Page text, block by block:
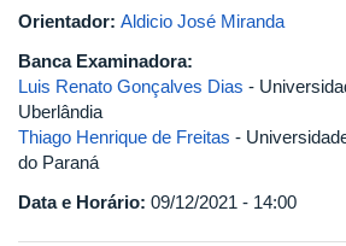
Orientador: Aldicio José Miranda
Banca Examinadora:
Luis Renato Gonçalves Dias -
Uberlândia
Thiago Henrique de Freitas -
do Paraná
Data e Horário: 09/12/2021 - 14:00